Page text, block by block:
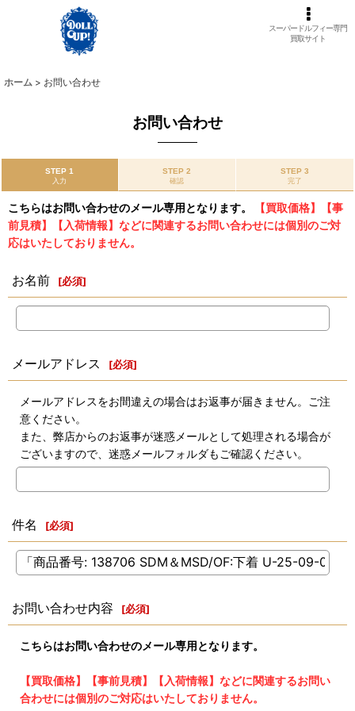
スーパードルフィー専門
買取サイト
ホーム > お問い合わせ
お問い合わせ
STEP 1
入力
STEP 2
確認
STEP 3
完了
こちらはお問い合わせのメール専用となります。
【買取価格】【事
前見積】【入荷情報】などに関連するお問い合わせには個別のご対
応はいたしておりません。
お名前 [必須]
メールアドレス [必須]
メールアドレスをお間違えの場合はお返事が届きません。ご注
意ください。
また、弊店からのお返事が迷惑メールとして処理される場合が
ございますので、迷惑メールフォルダもご確認ください。
件名 [必須]
お問い合わせ内容 [必須]
こちらはお問い合わせのメール専用となります。
【買取価格】【事前見積】【入荷情報】などに関連するお問い
合わせには個別のご対応はいたしておりません。